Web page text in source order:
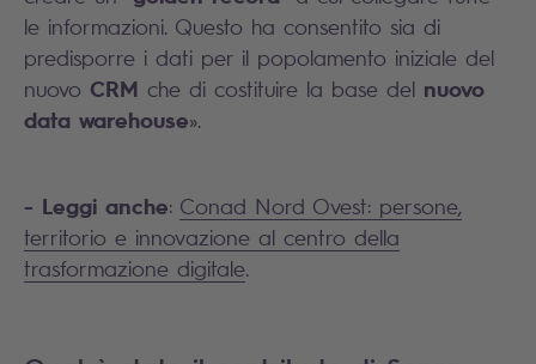
le informazioni. Questo ha consentito sia di
predisporre i dati per il popolamento iniziale del
nuovo CRM che di costituire la base del nuovo
data warehouse».
- Leggi anche: Conad Nord Ovest: persone,
territorio e innovazione al centro della
trasformazione digitale.